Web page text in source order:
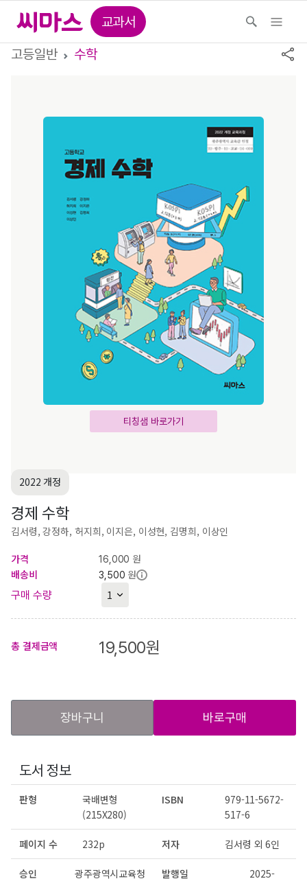
교과서
고등일반
수학
티칭샘 바로가기
2022 개정
경제 수학
김서령, 강정하, 허지희, 이지은, 이성현, 김명희, 이상인
가격
16,000 원
배송비
3,500 원
구매 수량
총 결제금액 19,500원
장바구니 바로구매
도서 정보
판형
국배변형
(215X280)
ISBN
979-11-5672-
517-6
페이지 수 232p 저자 김서령 외 6인
승인 광주광역시교육청 발행일
2025-